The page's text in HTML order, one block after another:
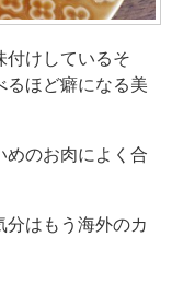
付けしているそ
るほど癖になる美
めのお肉によく合
分はもう海外のカ